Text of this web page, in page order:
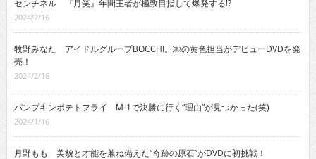
センチネル 『月笑』年間王者が極致目指して爆発する!?
2024/2/16
牧野みなた アイドルグループBOCCHI。￼の黄色担当がデビューDVDを発
売！
2024/2/16
パンプキンポテトフライ M-1で決勝に行く“理由”が見つかった(笑)
2024/1/16
月野もも 美貌と才能を兼ね備えた“奇跡の原石”がDVDに初挑戦！